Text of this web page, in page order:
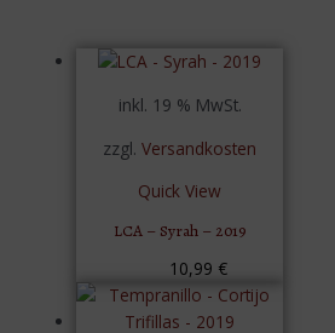
inkl. 19 % MwSt.
zzgl. Versandkosten
Quick View
LCA – Syrah – 2019
10,99 €